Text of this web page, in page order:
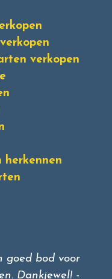
verkopen
herkennen
goed bod voor
Dankjewel! -